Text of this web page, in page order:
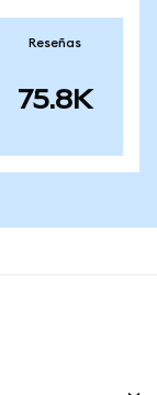
Reseñas
75.8K